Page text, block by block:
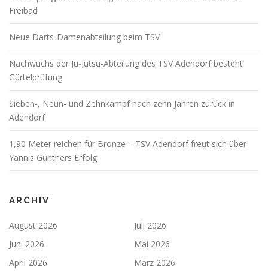
i
a
i
o
n
Freibad
Neue Darts-Damenabteilung beim TSV
Nachwuchs der Ju-Jutsu-Abteilung des TSV Adendorf besteht
Gürtelprüfung
Sieben-, Neun- und Zehnkampf nach zehn Jahren zurück in
Adendorf
1,90 Meter reichen für Bronze – TSV Adendorf freut sich über
Yannis Günthers Erfolg
ARCHIV
August 2026
Juli 2026
Juni 2026
Mai 2026
April 2026
März 2026